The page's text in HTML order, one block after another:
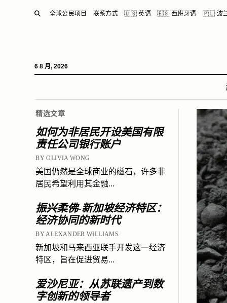
SEARCH
全球公民项目 联系方式 🇺🇸 英语 🇪🇸 西班牙语 🇵🇱 波
6 8 月, 2026
精选文章
如何为非居民开设美国有限
责任公司银行账户
BY OLIVIA WONG
美国仍然是全球商业的磁石，许多非
居民希望利用其金融...
振兴柔佛-新加坡经济特区：
经济协同的新时代
BY ALEXANDER WILLIAMS
新加坡和马来西亚联手开发这一经济
特区，旨在促进贸易...
爱沙尼亚：从苏联遗产到数
字创新的领导者